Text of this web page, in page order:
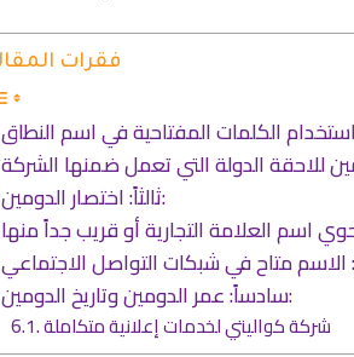
فقرات
ثالثاً: اختصار الدومين:
سادساً: عمر الدومين وتاريخ الدومين:
شركة كواليتي لخدمات إعلانية متكاملة